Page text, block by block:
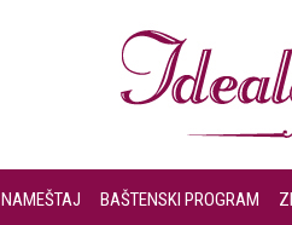
NAMEŠTAJ BAŠTENSKI PROGRAM